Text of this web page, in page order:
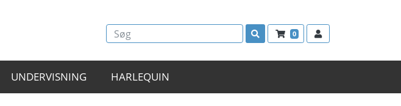
0
UNDERVISNING HARLEQUIN